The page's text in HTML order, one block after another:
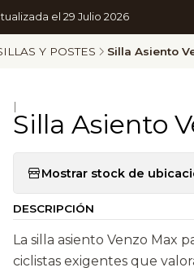
el 29 Julio 2026
Y POSTES Silla Asiento
|
Silla Asiento
Mostrar stock de
DESCRIPCIÓN
La silla asiento Venzo Max
ciclistas exigentes que